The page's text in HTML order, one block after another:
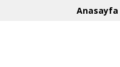
Anasayfa